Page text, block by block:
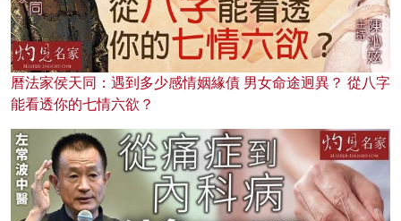
曆法家侯天同：遇到多少感情姻緣債 男女命途迥異？ 從八字
能看透你的七情六欲？